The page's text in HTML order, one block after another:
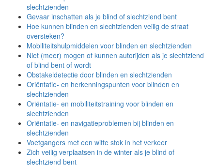
slechtzienden
Gevaar inschatten als je blind of slechtziend bent
Hoe kunnen blinden en slechtzienden veilig de straat
oversteken?
Mobiliteitshulpmiddelen voor blinden en slechtzienden
Niet (meer) mogen of kunnen autorijden als je slechtziend
of blind bent of wordt
Obstakeldetectie door blinden en slechtzienden
Oriëntatie- en herkenningspunten voor blinden en
slechtzienden
Oriëntatie- en mobiliteitstraining voor blinden en
slechtzienden
Oriëntatie- en navigatieproblemen bij blinden en
slechtzienden
Voetgangers met een witte stok in het verkeer
Zich veilig verplaatsen in de winter als je blind of
slechtziend bent